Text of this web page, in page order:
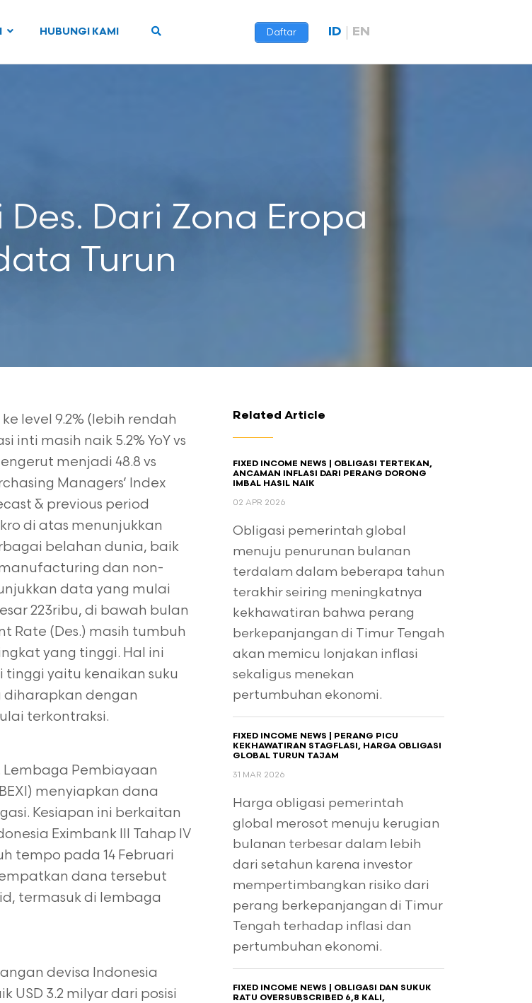
HUBUNGI KAMI Daftar ID EN
Dari Zona Eropa
Turun
level 9.2% (lebih rendah
masih naik 5.2% YoY vs
menjadi 48.8 vs
Managers’ Index
& previous period
di atas menunjukkan
belahan dunia, baik
dan non-
data yang mulai
223ribu, di bawah bulan
Rate (Des.) masih tumbuh
yang tinggi. Hal ini
yaitu kenaikan suku
diharapkan dengan
terkontraksi.
Lembaga Pembiayaan
menyiapkan dana
Kesiapan ini berkaitan
Eximbank III Tahap IV
tempo pada 14 Februari
dana tersebut
termasuk di lembaga
devisa Indonesia
USD 3.2 milyar dari posisi
Related Article
FIXED INCOME NEWS | OBLIGASI TERTEKAN,
ANCAMAN INFLASI DARI PERANG DORONG
IMBAL HASIL NAIK
02 APR 2026
Obligasi pemerintah global
menuju penurunan bulanan
terdalam dalam beberapa tahun
terakhir seiring meningkatnya
kekhawatiran bahwa perang
berkepanjangan di Timur Tengah
akan memicu lonjakan inflasi
sekaligus menekan
pertumbuhan ekonomi.
FIXED INCOME NEWS | PERANG PICU
KEKHAWATIRAN STAGFLASI, HARGA OBLIGASI
GLOBAL TURUN TAJAM
31 MAR 2026
Harga obligasi pemerintah
global merosot menuju kerugian
bulanan terbesar dalam lebih
dari setahun karena investor
mempertimbangkan risiko dari
perang berkepanjangan di Timur
Tengah terhadap inflasi dan
pertumbuhan ekonomi.
FIXED INCOME NEWS | OBLIGASI DAN SUKUK
RATU OVERSUBSCRIBED 6,8 KALI,